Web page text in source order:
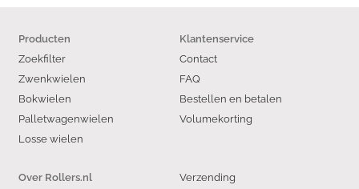
Producten
Zoekfilter
Zwenkwielen
Bokwielen
Palletwagenwielen
Losse wielen
Klantenservice
Contact
FAQ
Bestellen en betalen
Volumekorting
Verzending
Over Rollers.nl